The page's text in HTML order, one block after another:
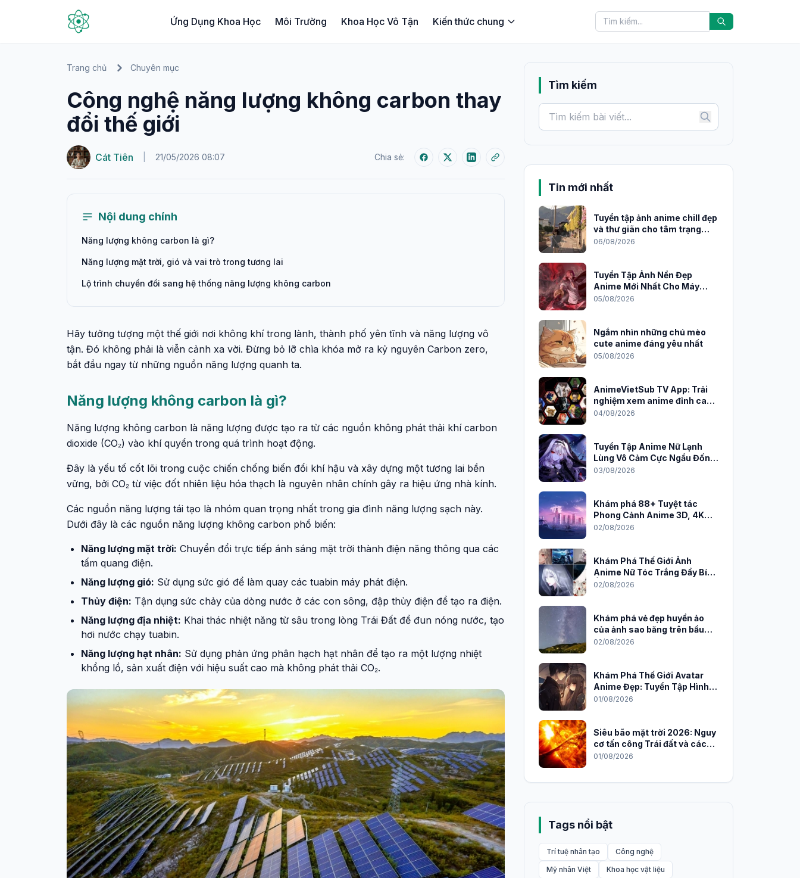
Ứng Dụng Khoa Học Môi Trường Khoa Học Vô Tận Kiến thức chung
Trang chủ Chuyên mục
Công nghệ năng lượng không carbon thay
đổi thế giới
Cát Tiên 21/05/2026 08:07 Chia sẻ:
Nội dung chính
Năng lượng không carbon là gì?
Năng lượng mặt trời, gió và vai trò trong tương lai
Lộ trình chuyển đổi sang hệ thống năng lượng không carbon
Hãy tưởng tượng một thế giới nơi không khí trong lành, thành phố yên tĩnh và năng lượng vô
tận. Đó không phải là viễn cảnh xa vời. Đừng bỏ lỡ chìa khóa mở ra kỷ nguyên Carbon zero,
bắt đầu ngay từ những nguồn năng lượng quanh ta.
Năng lượng không carbon là gì?
Năng lượng không carbon là năng lượng được tạo ra từ các nguồn không phát thải khí carbon
dioxide (CO₂) vào khí quyển trong quá trình hoạt động.
Đây là yếu tố cốt lõi trong cuộc chiến chống biến đổi khí hậu và xây dựng một tương lai bền
vững, bởi CO₂ từ việc đốt nhiên liệu hóa thạch là nguyên nhân chính gây ra hiệu ứng nhà kính.
Các nguồn năng lượng tái tạo là nhóm quan trọng nhất trong gia đình năng lượng sạch này.
Dưới đây là các nguồn năng lượng không carbon phổ biến:
Năng lượng mặt trời: Chuyển đổi trực tiếp ánh sáng mặt trời thành điện năng thông qua các
tấm quang điện.
Năng lượng gió: Sử dụng sức gió để làm quay các tuabin máy phát điện.
Thủy điện: Tận dụng sức chảy của dòng nước ở các con sông, đập thủy điện để tạo ra điện.
Năng lượng địa nhiệt: Khai thác nhiệt năng từ sâu trong lòng Trái Đất để đun nóng nước, tạo
hơi nước chạy tuabin.
Năng lượng hạt nhân: Sử dụng phản ứng phân hạch hạt nhân để tạo ra một lượng nhiệt
khổng lồ, sản xuất điện với hiệu suất cao mà không phát thải CO₂.
Tìm kiếm
Tin mới nhất
Tuyển tập ảnh anime chill đẹp
và thư giãn cho tâm trạng
2026
06/08/2026
Tuyển Tập Ảnh Nền Đẹp
Anime Mới Nhất Cho Máy
Tính 2026
05/08/2026
Ngắm nhìn những chú mèo
cute anime đáng yêu nhất
05/08/2026
AnimeVietSub TV App: Trải
nghiệm xem anime đỉnh cao
trên PC
04/08/2026
Tuyển Tập Anime Nữ Lạnh
Lùng Vô Cảm Cực Ngầu Đốn
Tim Fan
03/08/2026
Khám phá 88+ Tuyệt tác
Phong Cảnh Anime 3D, 4K
Sắc Nét
02/08/2026
Khám Phá Thế Giới Ảnh
Anime Nữ Tóc Trắng Đầy Bí
Ẩn và Quyến Rũ
02/08/2026
Khám phá vẻ đẹp huyền ảo
của ảnh sao băng trên bầu
trời đêm
02/08/2026
Khám Phá Thế Giới Avatar
Anime Đẹp: Tuyển Tập Hình
Nền Độc Đáo Cho Năm 2026
01/08/2026
Siêu bão mặt trời 2026: Nguy
cơ tấn công Trái đất và cách
phòng chống
01/08/2026
Tags nổi bật
Trí tuệ nhân tạo
Công nghệ
Mỹ nhân Việt
Khoa học vật liệu